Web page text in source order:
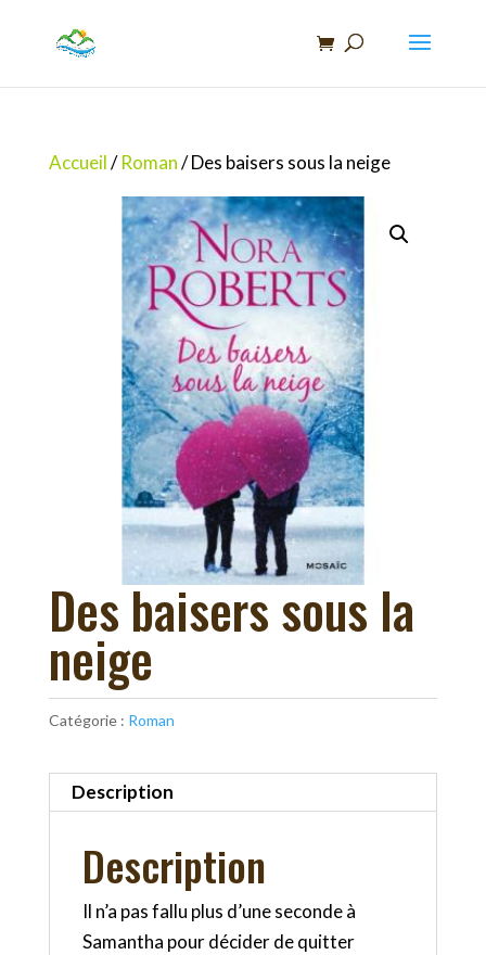
Accueil/Roman/ Des baisers sous la neige
Des baisers sous la
neige
Catégorie : Roman
Description
Description
Il n’a pas fallu plus d’une seconde à
Samantha pour décider de quitter